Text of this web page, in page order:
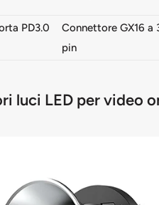
PD3.0
Connettore GX16 a
pin
luci LED per video